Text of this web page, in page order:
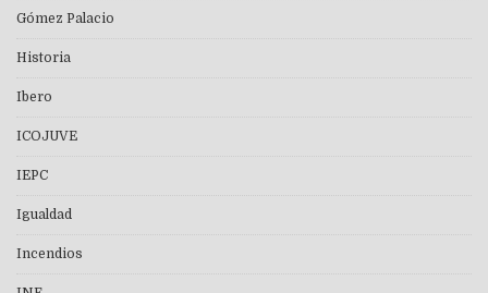
Gómez Palacio
Historia
Ibero
ICOJUVE
IEPC
Igualdad
Incendios